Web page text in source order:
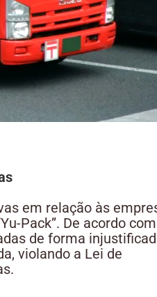
em relação às
Pack”. De acordo
de forma
violando a Lei de